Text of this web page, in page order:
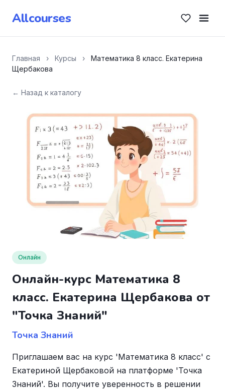
Allcourses
Главная › Курсы ›
Математика 8 класс. Екатерина
Щербакова
← Назад к каталогу
Онлайн
Онлайн-курс Математика 8
класс. Екатерина Щербакова от
"Точка Знаний"
Точка Знаний
Приглашаем вас на курс 'Математика 8 класс' с
Екатериной Щербаковой на платформе 'Точка
Знаний'. Вы получите уверенность в решении